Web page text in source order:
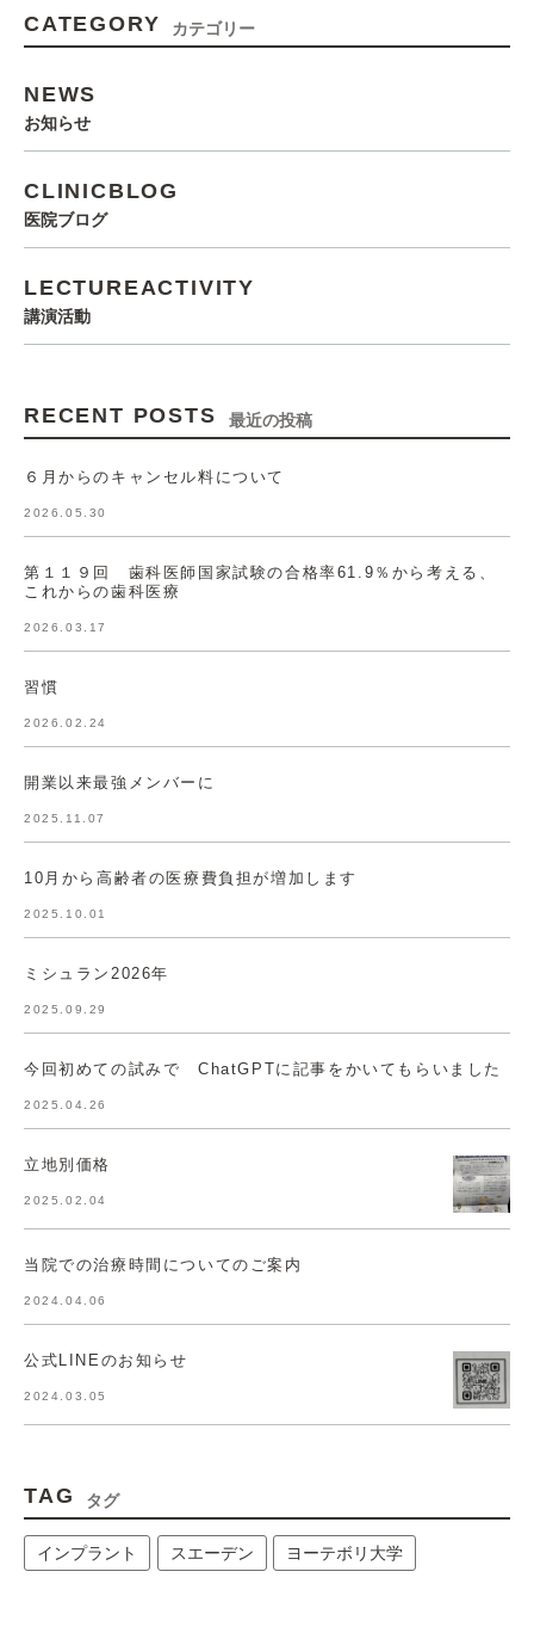
CATEGORY カテゴリー
NEWS
お知らせ
CLINICBLOG
医院ブログ
LECTUREACTIVITY
講演活動
RECENT POSTS 最近の投稿
６月からのキャンセル料について
2026.05.30
第１１９回 歯科医師国家試験の合格率61.9％から考える、
これからの歯科医療
2026.03.17
習慣
2026.02.24
開業以来最強メンバーに
2025.11.07
10月から高齢者の医療費負担が増加します
2025.10.01
ミシュラン2026年
2025.09.29
今回初めての試みで ChatGPTに記事をかいてもらいました
2025.04.26
立地別価格
2025.02.04
当院での治療時間についてのご案内
2024.04.06
公式LINEのお知らせ
2024.03.05
TAG タグ
インプラント スエーデン ヨーテボリ大学